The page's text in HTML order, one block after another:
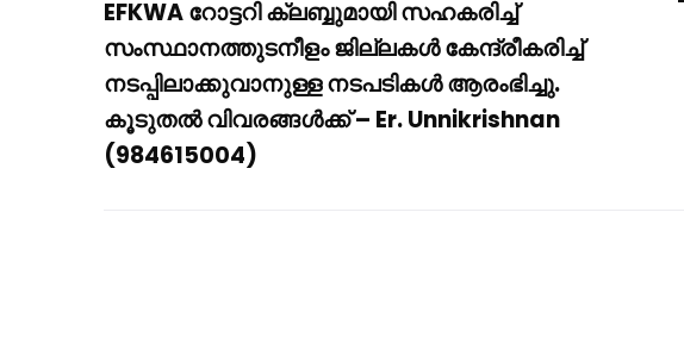
EFKWA റോട്ടറി ക്ലബ്ബുമായി സഹകരിച്ച്
സംസ്ഥാനത്തുടനീളം ജില്ലകൾ കേന്ദ്രീകരിച്ച്
നടപ്പിലാക്കുവാനുള്ള നടപടികൾ ആരംഭിച്ചു.
കൂടുതൽ വിവരങ്ങൾക്ക് – Er. Unnikrishnan
(984615004)